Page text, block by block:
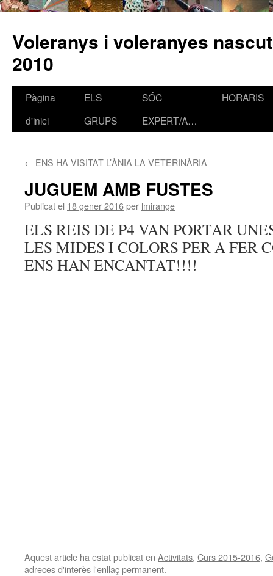
Voleranys i voleranyes
2010
Vés
Pàgina
d'inici
ELS
GRUPS
SÓC
EXPERT/A…
HORARIS
← ENS HA VISITAT L’ÀNIA LA VETERINÀRIA
JUGUEM AMB FUSTES
Publicat el 18 gener 2016per lmirange
ELS REIS DE P4 VAN PORTAR
LES MIDES I COLORS PER A FER
ENS HAN ENCANTAT!!!!
Aquest article ha estat publicat en Activitats, Curs 2015-2016,
adreces d'interès l'enllaç permanent.